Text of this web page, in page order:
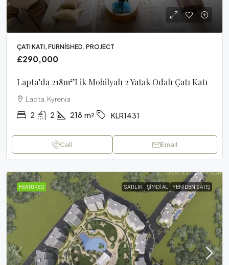
ÇATI KATI, FURNISHED, PROJECT
£290,000
Lapta’da 218m²’lik Mobilyalı 2 Yatak Odalı Çatı Katı
Lapta, Kyrenia
2 2 218 m² KLR1431
Call Email
FEATURED SATILIK ŞIMDI AL YENIDEN SATIŞ